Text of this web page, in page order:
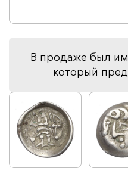
В продаже был
который